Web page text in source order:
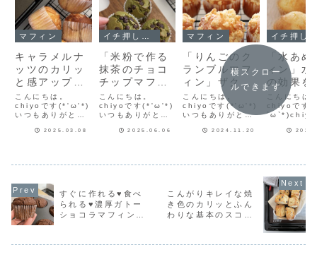
マフィン
キャラメルナ
ッツのカリッ
と感アップ！
もっとこんが
り焼いてみま
した「キャラ
メルナッツマ
こんにちは。
chiyoです(*'ω'*)
いつもありがとう
に「キャラメルナ
りでとってもおい
しい♡今回はレシ
ピのオーブン温度
を170℃から
180℃...
2025.03.08
「米粉で作る
抹茶のチョコ
チップマフィ
ン」抹茶とチ
ョコチップが
最高によく合
う♡ふわっふ
こんにちは。
chiyoです(*'ω'*)
いつもありがとう
ひとつさせてね今
ナッツ」キャラメ
ルナッツレシピは
こちら！材料4
2025.06.06
マフィン
「りんごのク
ランブルマフ
ィン」ザクザ
ク食感クラン
ブルのふわふ
わりんごマフ
ィン🍎クラン
こんにちは。
chiyoです(*'ω'*)
いつもありがとう
ク食感クランブ
ン」のレシピを紹
介します。りんご
のクランブルマフ
2024.11.20
「水あ
ィン」水
の効果を
に発揮✨
押しマフ
レシピ
紹介！
こんにちは
chiyoです
´ω`*)chiyo
ます
ただきます
の想いとし
ブログで詳
シピを見て
いてから...
横スクロー
ルできます
すぐに作れる♥食べ
られる♥濃厚ガトー
ショコラマフィン作
こんがりキレイな焼
き色のカリッとふん
わりな基本のスコー